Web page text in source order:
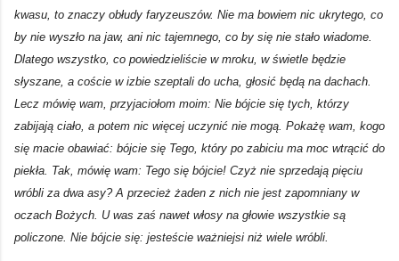
kwasu, to znaczy obłudy faryzeuszów. Nie ma bowiem nic ukrytego, co
by nie wyszło na jaw, ani nic tajemnego, co by się nie stało wiadome.
Dlatego wszystko, co powiedzieliście w mroku, w świetle będzie
słyszane, a coście w izbie szeptali do ucha, głosić będą na dachach.
Lecz mówię wam, przyjaciołom moim: Nie bójcie się tych, którzy
zabijają ciało, a potem nic więcej uczynić nie mogą. Pokażę wam, kogo
się macie obawiać: bójcie się Tego, który po zabiciu ma moc wtrącić do
piekła. Tak, mówię wam: Tego się bójcie! Czyż nie sprzedają pięciu
wróbli za dwa asy? A przecież żaden z nich nie jest zapomniany w
oczach Bożych. U was zaś nawet włosy na głowie wszystkie są
policzone. Nie bójcie się: jesteście ważniejsi niż wiele wróbli.